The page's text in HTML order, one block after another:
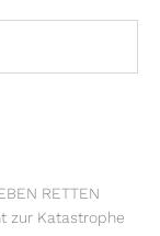
RETTEN
zur Katastrophe